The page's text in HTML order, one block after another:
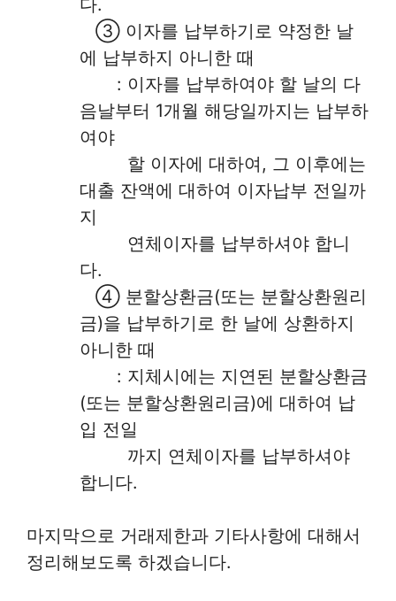
다.
③ 이자를 납부하기로 약정한 날
에 납부하지 아니한 때
: 이자를 납부하여야 할 날의 다
음날부터 1개월 해당일까지는 납부하
여야
할 이자에 대하여, 그 이후에는
대출 잔액에 대하여 이자납부 전일까
지
연체이자를 납부하셔야 합니
다.
④ 분할상환금(또는 분할상환원리
금)을 납부하기로 한 날에 상환하지
아니한 때
: 지체시에는 지연된 분할상환금
(또는 분할상환원리금)에 대하여 납
입 전일
까지 연체이자를 납부하셔야
합니다.
마지막으로 거래제한과 기타사항에 대해서
정리해보도록 하겠습니다.